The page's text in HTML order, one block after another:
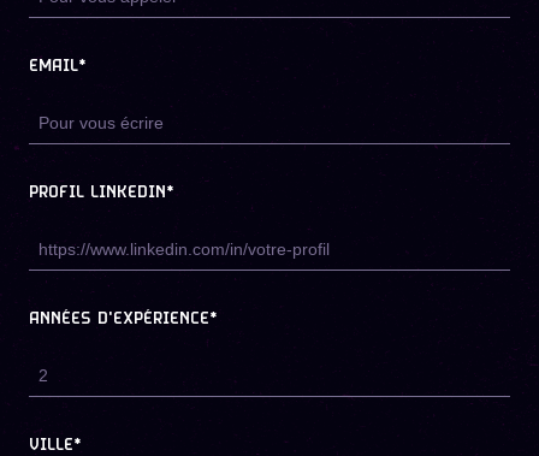
EMAIL*
PROFIL LINKEDIN*
ANNÉES D'EXPÉRIENCE*
VILLE*